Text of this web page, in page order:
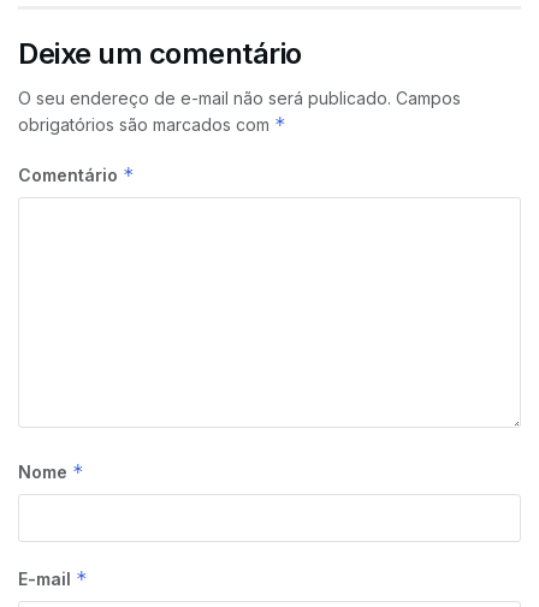
Deixe um comentário
O seu endereço de e-mail não será publicado. Campos
obrigatórios são marcados com *
Comentário *
Nome *
E-mail *